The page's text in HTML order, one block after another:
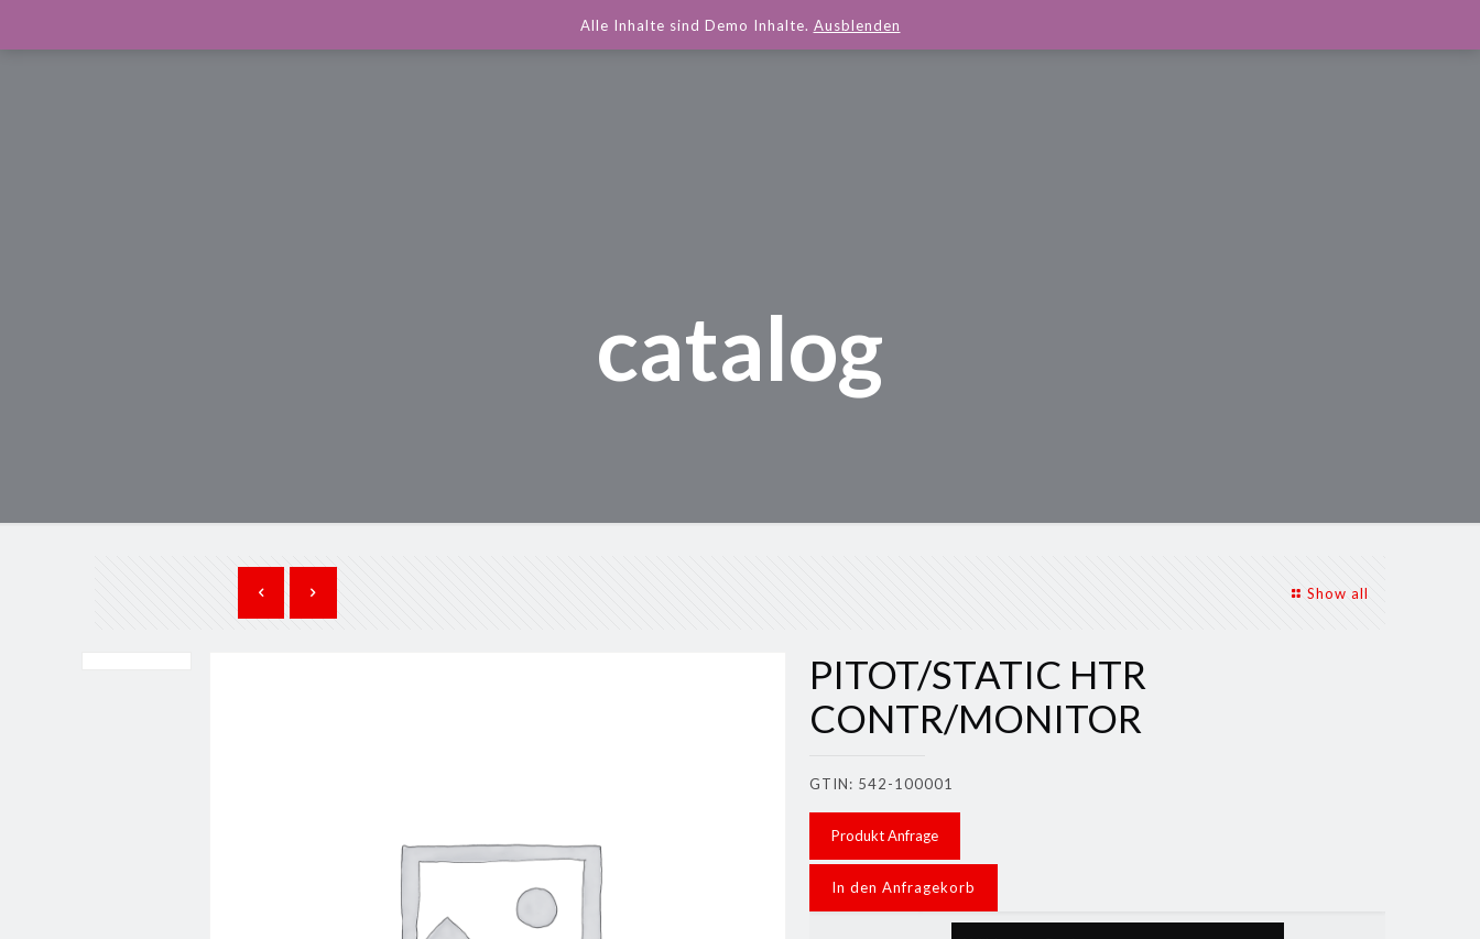
catalog
Show all
PITOT/STATIC HTR
CONTR/MONITOR
GTIN: 542-100001
Produkt Anfrage
In den Anfragekorb
Alle Inhalte sind Demo Inhalte. Ausblenden